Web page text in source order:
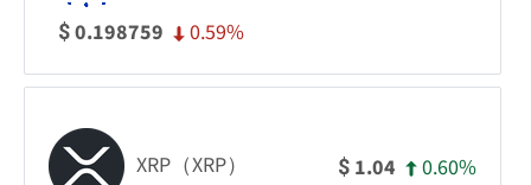
$0.198759 0.59%
XRP（XRP） $ 1.04 0.60%